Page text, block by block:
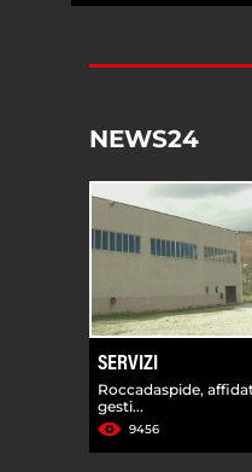
NEWS24
SERVIZI
Roccadaspide,
gesti...
9456